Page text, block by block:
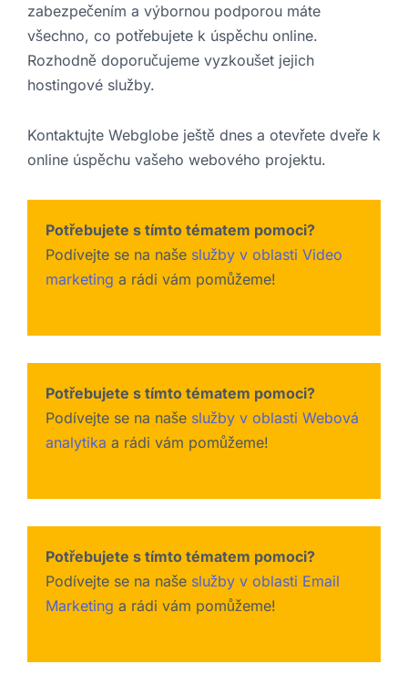
zabezpečením a výbornou podporou máte
všechno, co potřebujete k úspěchu online.
Rozhodně doporučujeme vyzkoušet jejich
hostingové služby.
Kontaktujte Webglobe ještě dnes a otevřete dveře k
online úspěchu vašeho webového projektu.
Potřebujete s tímto tématem pomoci?
Podívejte se na naše služby v oblasti Video
marketing a rádi vám pomůžeme!
Potřebujete s tímto tématem pomoci?
Podívejte se na naše služby v oblasti Webová
analytika a rádi vám pomůžeme!
Potřebujete s tímto tématem pomoci?
Podívejte se na naše služby v oblasti Email
Marketing a rádi vám pomůžeme!